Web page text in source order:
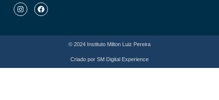
© 2024 Instituto Milton Luiz Pereira
Criado por SM Digital Experience